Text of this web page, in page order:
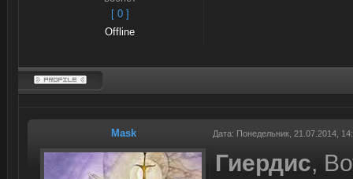
[ 0 ]
Offline
Mask Дата: Понедельник, 21.07.2014,
Гиердис,